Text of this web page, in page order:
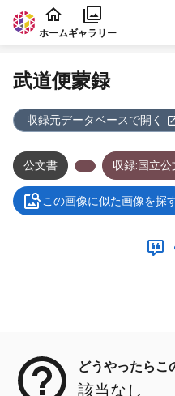
本文に飛ぶ
ホームギャラリー
武道便蒙録
収録元データベースで開く
公文書 収録:国立
この画像に似た画像を探
どうやったらこ
該当なし